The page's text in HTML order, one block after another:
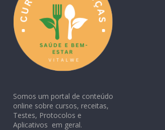
Somos um portal de conteúdo
online sobre cursos, receitas,
Testes, Protocolos e
Aplicativos em geral.